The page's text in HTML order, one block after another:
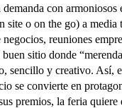
demanda con armoniosos
site o on the go) a media
reuniones
sitio donde
sencillo y creativo. Así,
se convierte en
premios, la feria quiere